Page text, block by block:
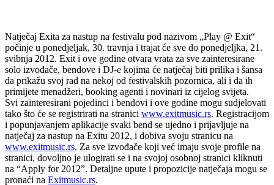
Natječaj Exita za nastup na festivalu pod nazivom „Play @ Exit“
počinje u ponedjeljak, 30. travnja i trajat će sve do ponedjeljka, 21.
svibnja 2012. Exit i ove godine otvara vrata za sve zainteresirane
solo izvođače, bendove i DJ-e kojima će natječaj biti prilika i šansa
da prikažu svoj rad na nekoj od festivalskih pozornica, ali i da ih
primijete menadžeri, booking agenti i novinari iz cijelog svijeta.
Svi zainteresirani pojedinci i bendovi i ove godine mogu sudjelovati
tako što će se registrirati na stranici www.exitmusic.rs. Registracijom
i popunjavanjem aplikacije svaki bend se ujedno i prijavljuje na
natječaj za nastup na Exitu 2012, i dobiva svoju stranicu na
www.exitmusic.rs. Za sve izvođače koji već imaju svoje profile na
stranici, dovoljno je ulogirati se i na svojoj osobnoj stranici kliknuti
na “Apply for 2012”. Detaljne upute i propozicije natječaja mogu se
pronaći na Exitmusic.rs.